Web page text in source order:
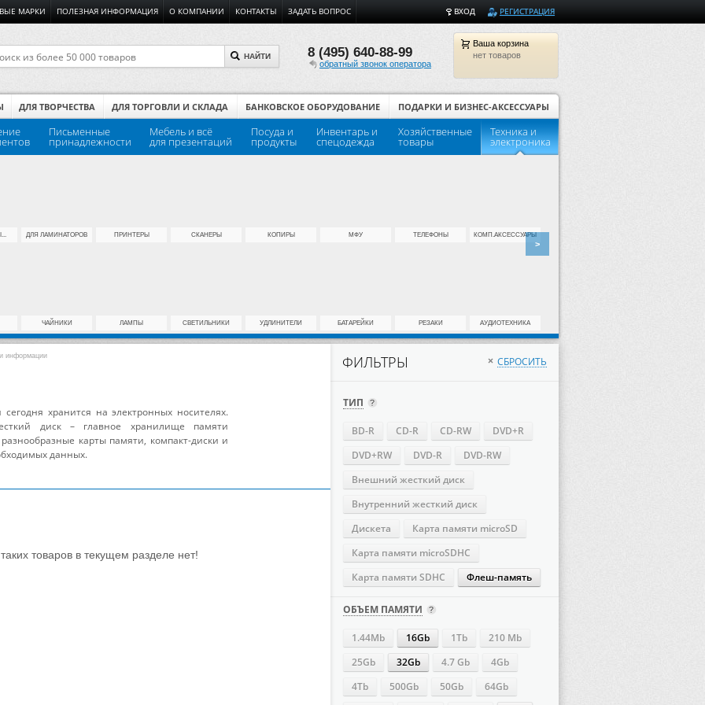
ВХОД РЕГИСТРАЦИЯ
МАРКИ ПОЛЕЗНАЯ ИНФОРМАЦИЯ О КОМПАНИИ КОНТАКТЫ ЗАДАТЬ ВОПРОС
Ваша корзина
нет товаров
8 (495) 640-88-99
обратный звонок оператора
НАЙТИ
ДЛЯ ТВОРЧЕСТВА ДЛЯ ТОРГОВЛИ И СКЛАДА БАНКОВСКОЕ ОБОРУДОВАНИЕ ПОДАРКИ И БИЗНЕС-АКСЕССУАРЫ
Письменные
принадлежности
Мебель и всё
для презентаций
Посуда и
продукты
Инвентарь и
спецодежда
Хозяйственные
товары
Техника и
электроника
ДЛЯ ЛАМИНАТОРОВ ПРИНТЕРЫ СКАНЕРЫ КОПИРЫ МФУ ТЕЛЕФОНЫ КОМП.АКСЕССУАРЫ
ЧАЙНИКИ ЛАМПЫ СВЕТИЛЬНИКИ УДЛИНИТЕЛИ БАТАРЕЙКИ РЕЗАКИ АУДИОТЕХНИКА
>
ФИЛЬТРЫ × СБРОСИТЬ
ТИП
BD-R CD-R CD-RW
DVD+R
DVD+RW
DVD-R
DVD-RW
Внешний жесткий диск
Внутренний жесткий диск
Дискета
Карта памяти microSD
Карта памяти microSDHC
Карта памяти SDHC
Флеш-память
ОБЪЕМ ПАМЯТИ
1.44Mb 16Gb 1Tb
210 Mb
25Gb
32Gb 4.7 Gb
4Gb
4Tb
500Gb 50Gb
64Gb
информации
хранится на электронных носителях.
диск – главное хранилище памяти
карты памяти, компакт-диски и
данных.
товаров в текущем разделе нет!